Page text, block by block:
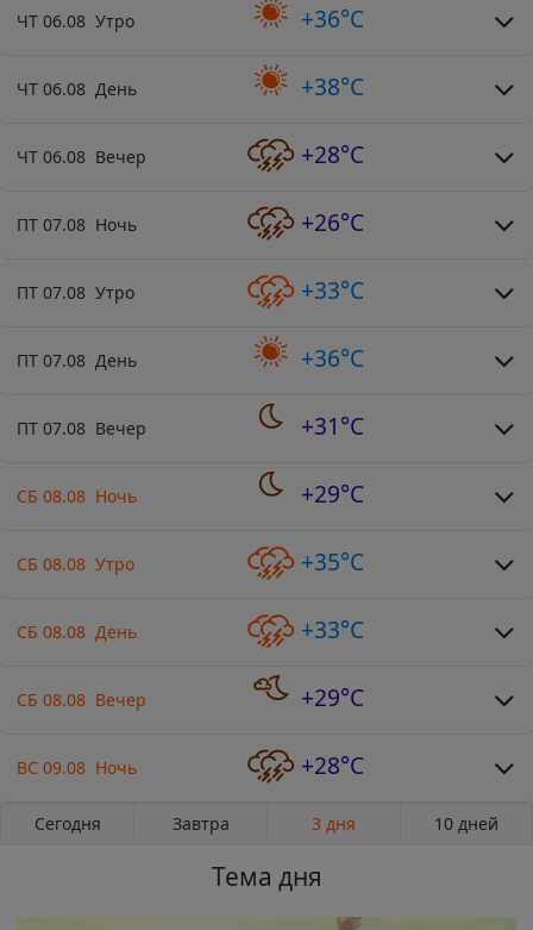
ЧТ 06.08 Утро +36°C
ЧТ 06.08 День +38°C
ЧТ 06.08 Вечер +28°C
ПТ 07.08 Ночь +26°C
ПТ 07.08 Утро +33°C
ПТ 07.08 День +36°C
ПТ 07.08 Вечер +31°C
СБ 08.08 Ночь +29°C
СБ 08.08 Утро +35°C
СБ 08.08 День +33°C
СБ 08.08 Вечер +29°C
ВС 09.08 Ночь +28°C
Сегодня Завтра 3 дня 10 дней
Тема дня